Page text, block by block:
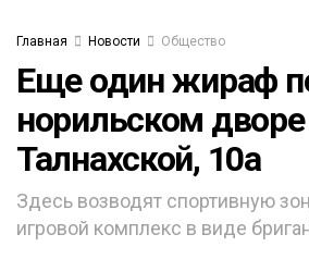
Главная Новости Общество
Еще один жираф
норильском
Талнахской, 10а
Здесь возводят спортивную
игровой комплекс в виде